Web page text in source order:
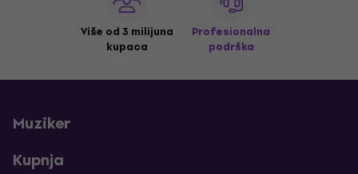
Više od 3 milijuna
kupaca
Profesionalna
podrška
Muziker
Kupnja